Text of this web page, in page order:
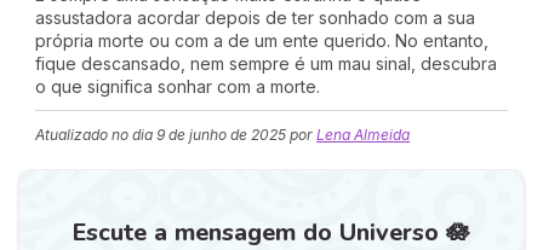
assustadora acordar depois de ter sonhado com a sua
própria morte ou com a de um ente querido. No entanto,
fique descansado, nem sempre é um mau sinal, descubra
o que significa sonhar com a morte.
Atualizado no dia 9 de junho de 2025 por Lena Almeida
Escute a mensagem do Universo 🪷